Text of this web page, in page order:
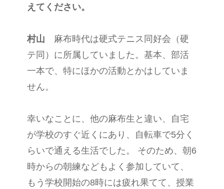
えてください。
村山 麻布時代は硬式テニス同好会（硬
テ同）に所属していました。基本、部活
一本で、特にほかの活動とかはしていま
せん。
幸いなことに、他の麻布生と違い、自宅
が学校のすぐ近くにあり、自転車で5分く
らいで通える生活でした。 そのため、朝6
時からの朝練などもよく参加していて、
もう学校開始の8時には疲れ果てて、授業